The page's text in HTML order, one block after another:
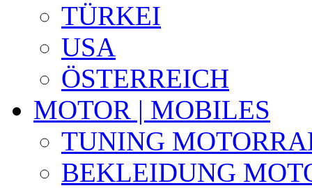
TÜRKEI
USA
ÖSTERREICH
MOTOR | MOBILES
TUNING
BEKLEIDUNG